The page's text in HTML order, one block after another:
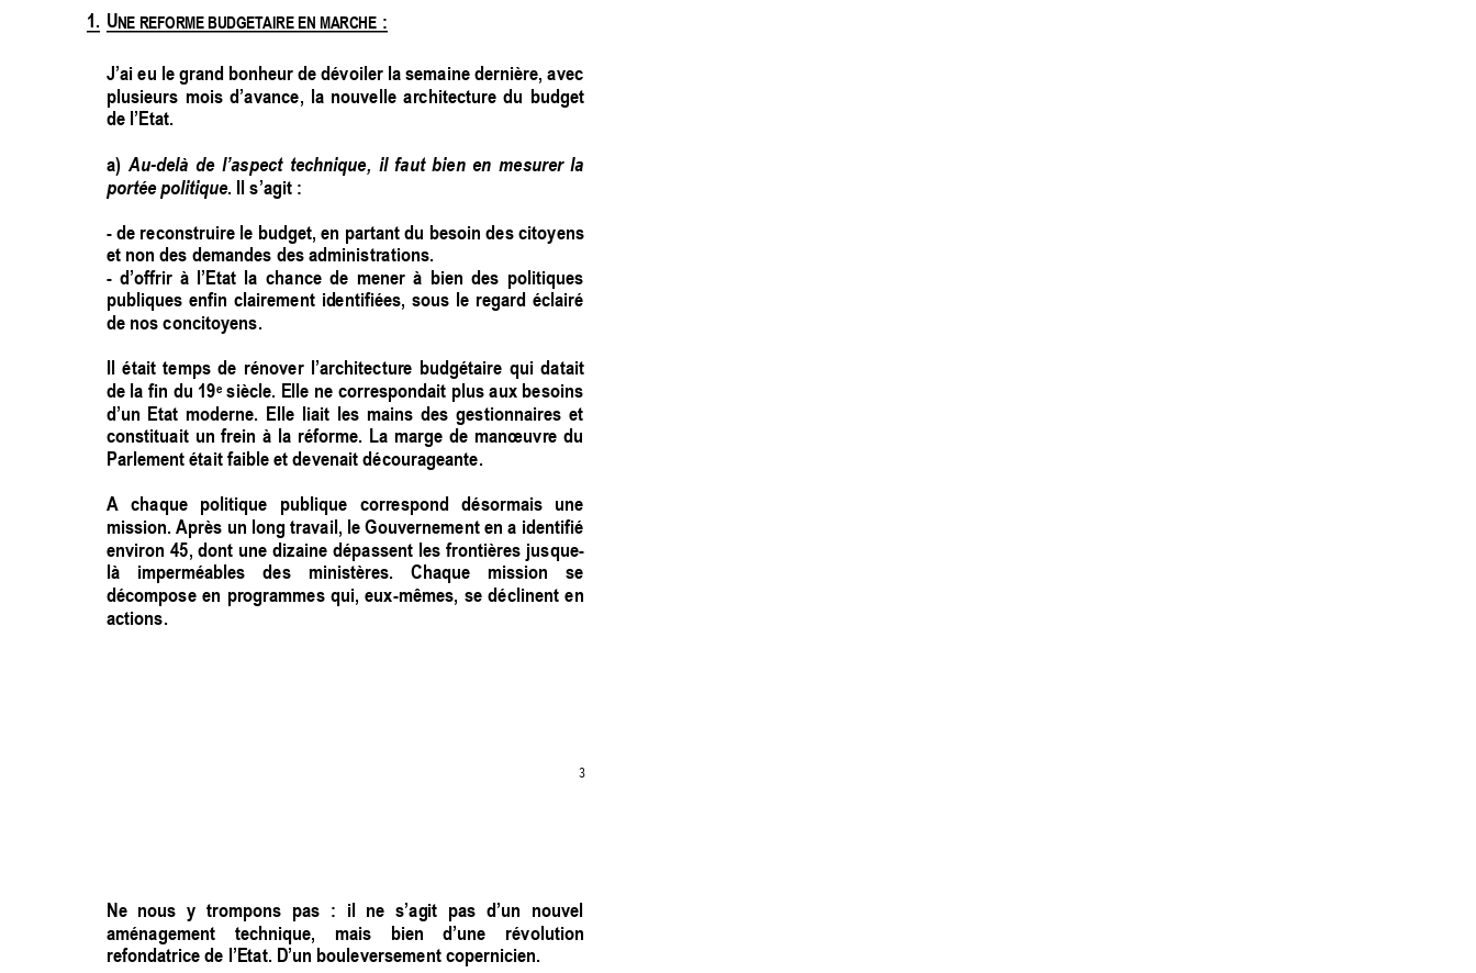
3
1. UNE REFORME BUDGETAIRE EN MARCHE :
J’ai eu le grand bonheur de dévoiler la semaine dernière, avec
plusieurs mois d’avance, a nouvelle architecture du budget
de l’Etat.
a) Au-delà de l’aspect technique, il faut bien en mesurer la
portée politique. Il s’agit :
- de reconstruire le budget, en partant du besoin des citoyens
et non des demandes des administrations.
- d’offrir à l’Etat la chance de mener à bien des politiques
publiques enfin clairement identifiées, sous le regard éclairé
de nos concitoyens.
Il était temps de rénover l’architecture budgétaire qui datait
de la fin du 19e siècle. Elle ne correspondait plus aux besoins
d’un Etat moderne. Elle liait les mains des gestionnaires et
constituait un frein à la réforme. La marge de manœuvre du
Parlement était faible et devenait décourageante.
A chaque politique publique correspond désormais
une
mission. Après un long travail, le Gouvernement en a identifié
environ 45, dont une dizaine dépassent les frontières jusque-
là
imperméables des ministères. Chaque mission
se
décompose en programmes qui, eux-mêmes, se déclinent en
actions.
Ne nous y trompons pas : il ne s’agit pas d’un
nouvel
aménagement
technique, mais bien d’une
révolution
refondatrice de l’Etat. D’un bouleversement copernicien.